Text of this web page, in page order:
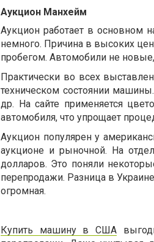
Аукцион Манхейм
Аукцион работает в основном
немного. Причина в высоких
пробегом. Автомобили не
Практически во всех
техническом состоянии
др. На сайте применяется
автомобиля, что упрощает
Аукцион популярен у
аукционе и рыночной. На
долларов. Это поняли
перепродажи. Разница в
огромная.
Купить машину в США